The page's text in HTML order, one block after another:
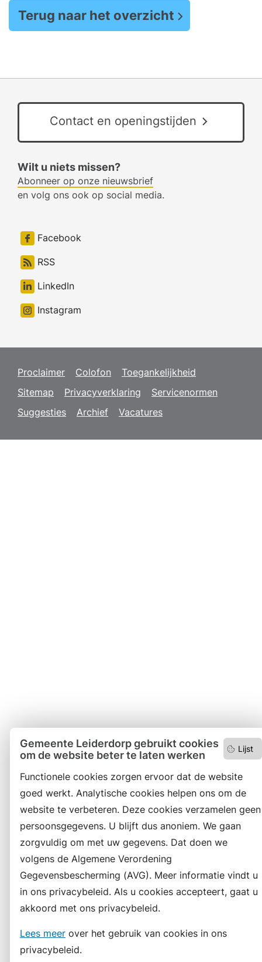
Lijst
Gemeente Leiderdorp gebruikt cookies
om de website beter te laten werken
Functionele cookies zorgen ervoor dat de website
goed werkt. Analytische cookies helpen ons om de
website te verbeteren. Deze cookies verzamelen geen
persoonsgegevens. U blijft dus anoniem. We gaan
zorgvuldig om met uw gegevens. Dat doen we
volgens de Algemene Verordening
Gegevensbescherming (AVG). Meer informatie vindt u
in ons privacybeleid. Als u cookies accepteert, gaat u
akkoord met ons privacybeleid.
Lees meer over het gebruik van cookies in ons
privacybeleid.
Terug naar het overzicht
Contact en openingstijden
Wilt u niets missen?
Abonneer op onze nieuwsbrief
en volg ons ook op social media.
Facebook
RSS
LinkedIn
Instagram
Proclaimer Colofon
Toegankelijkheid
Sitemap
Privacyverklaring
Servicenormen
Suggesties
Archief Vacatures